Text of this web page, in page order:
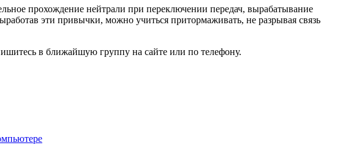
прохождение нейтрали при переключении передач, вырабатывание
эти привычки, можно учиться притормаживать, не разрывая связь
в ближайшую группу на сайте или по телефону.